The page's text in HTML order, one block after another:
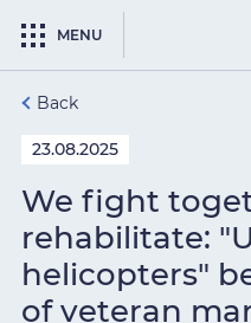
MENU
Back
23.08.2025
We fight
rehabilitate:
helicopters"
of veteran